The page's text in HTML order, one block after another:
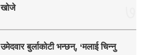
खोजे
उमेदवार बुर्लाकोटी भन्छन्, ‘मलाई चिन्नु